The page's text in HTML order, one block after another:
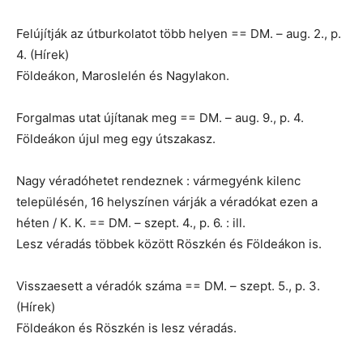
Felújítják az útburkolatot több helyen == DM. – aug. 2., p.
4. (Hírek)
Földeákon, Maroslelén és Nagylakon.
Forgalmas utat újítanak meg == DM. – aug. 9., p. 4.
Földeákon újul meg egy útszakasz.
Nagy véradóhetet rendeznek : vármegyénk kilenc
településén, 16 helyszínen várják a véradókat ezen a
héten / K. K. == DM. – szept. 4., p. 6. : ill.
Lesz véradás többek között Röszkén és Földeákon is.
Visszaesett a véradók száma == DM. – szept. 5., p. 3.
(Hírek)
Földeákon és Röszkén is lesz véradás.